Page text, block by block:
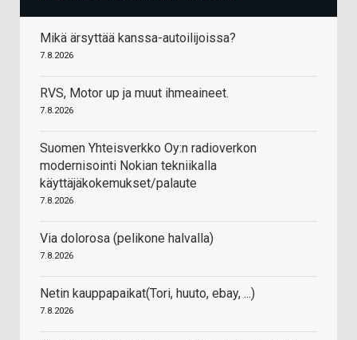
Mikä ärsyttää kanssa-autoilijoissa?
7.8.2026
RVS, Motor up ja muut ihmeaineet.
7.8.2026
Suomen Yhteisverkko Oy:n radioverkon
modernisointi Nokian tekniikalla
käyttäjäkokemukset/palaute
7.8.2026
Via dolorosa (pelikone halvalla)
7.8.2026
Netin kauppapaikat(Tori, huuto, ebay, ...)
7.8.2026